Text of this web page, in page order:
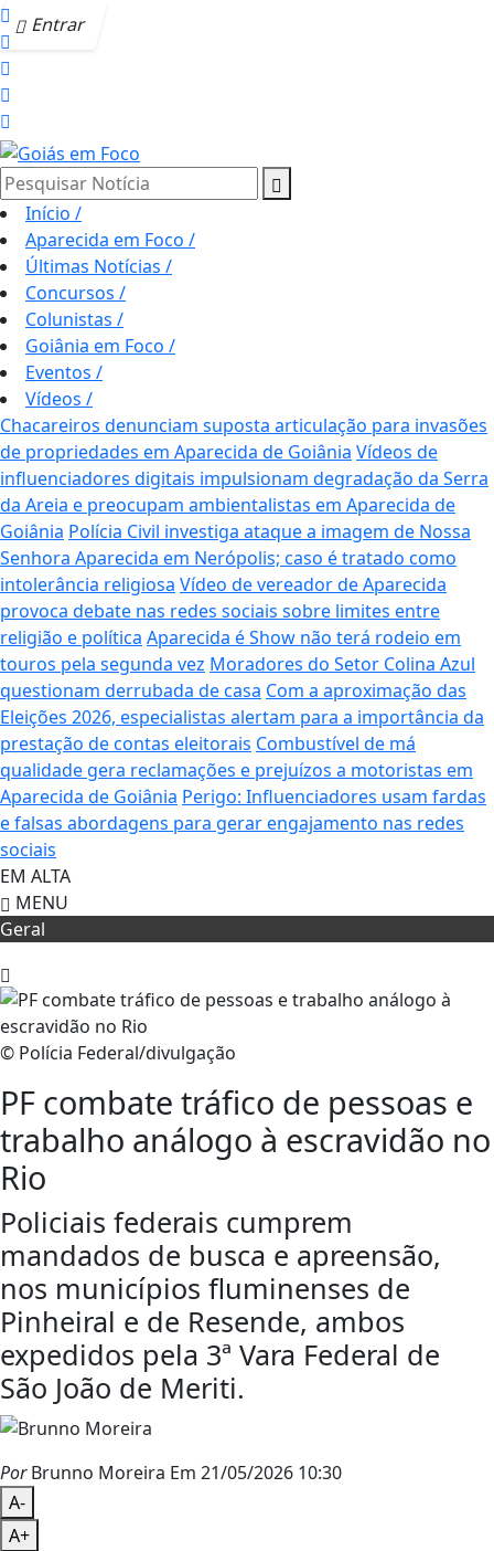
Entrar
Pesquisar Notícia
Início /
Aparecida em Foco /
Últimas Notícias /
Concursos /
Colunistas /
Goiânia em Foco /
Eventos /
Vídeos /
Chacareiros denunciam suposta articulação para invasões
de propriedades em Aparecida de Goiânia Vídeos de
influenciadores digitais impulsionam degradação da Serra
da Areia e preocupam ambientalistas em Aparecida de
Goiânia Polícia Civil investiga ataque a imagem de Nossa
Senhora Aparecida em Nerópolis; caso é tratado como
intolerância religiosa Vídeo de vereador de Aparecida
provoca debate nas redes sociais sobre limites entre
religião e política Aparecida é Show não terá rodeio em
touros pela segunda vez Moradores do Setor Colina Azul
questionam derrubada de casa Com a aproximação das
Eleições 2026, especialistas alertam para a importância da
prestação de contas eleitorais Combustível de má
qualidade gera reclamações e prejuízos a motoristas em
Aparecida de Goiânia Perigo: Influenciadores usam fardas
e falsas abordagens para gerar engajamento nas redes
sociais
EM ALTA
MENU
Geral
© Polícia Federal/divulgação
PF combate tráfico de pessoas e
trabalho análogo à escravidão no
Rio
Policiais federais cumprem
mandados de busca e apreensão,
nos municípios fluminenses de
Pinheiral e de Resende, ambos
expedidos pela 3ª Vara Federal de
São João de Meriti.
PorBrunno Moreira Em 21/05/2026 10:30
A-
A+